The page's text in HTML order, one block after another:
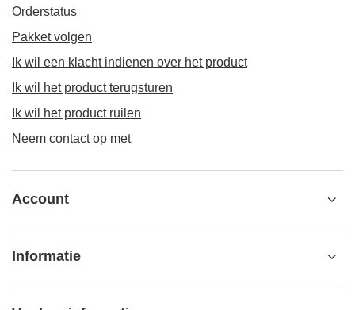
Orderstatus
Pakket volgen
Ik wil een klacht indienen over het product
Ik wil het product terugsturen
Ik wil het product ruilen
Neem contact op met
Account
Informatie